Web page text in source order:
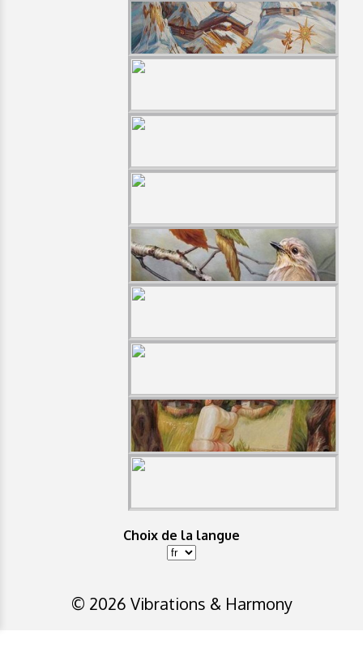
Choix de la langue
© 2026 Vibrations & Harmony